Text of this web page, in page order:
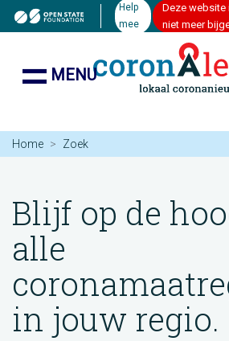
Help
mee
Deze website
niet meer
MENU
Home Zoek
Blijf op de
alle
in jouw regio.